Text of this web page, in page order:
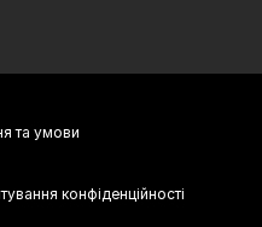
та умови
конфіденційності